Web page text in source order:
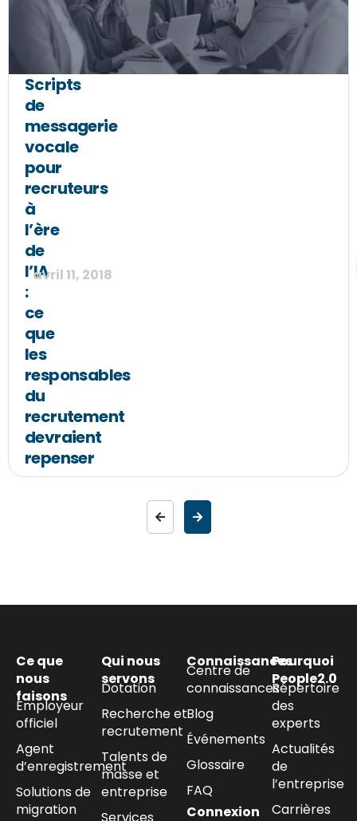
Scripts
de
messagerie
vocale
pour
recruteurs
à
l’ère
de
l’IA
:
ce
que
les
responsables
du
recrutement
devraient
repenser
avril 11, 2018
Ce que
nous
faisons
Employeur
officiel
Agent
d’enregistrement
Solutions de
migration
Qui nous
servons
Dotation
Recherche et
recrutement
Talents de
masse et
entreprise
Connaissances
Centre de
connaissances
Blog
Événements
Glossaire
FAQ
Connexion
Pourquoi
People2.0
Répertoire
des
experts
Actualités
de
l’entreprise
Carrières